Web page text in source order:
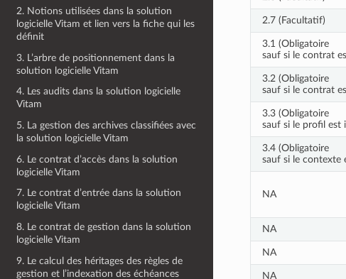
2. Notions utilisées dans la solution
logicielle Vitam et lien vers la fiche qui les
définit
3. L’arbre de positionnement dans la
solution logicielle Vitam
4. Les audits dans la solution logicielle
Vitam
5. La gestion des archives classifiées avec
la solution logicielle Vitam
6. Le contrat d’accès dans la solution
logicielle Vitam
7. Le contrat d’entrée dans la solution
logicielle Vitam
8. Le contrat de gestion dans la solution
logicielle Vitam
9. Le calcul des héritages des règles de
gestion et l’indexation des échéances
2.7 (Facultatif)
3.1 (Obligatoire
sauf si le contrat
3.2 (Obligatoire
sauf si le contrat
3.3 (Obligatoire
sauf si le profil est
3.4 (Obligatoire
sauf si le contexte
NA
NA
NA
NA